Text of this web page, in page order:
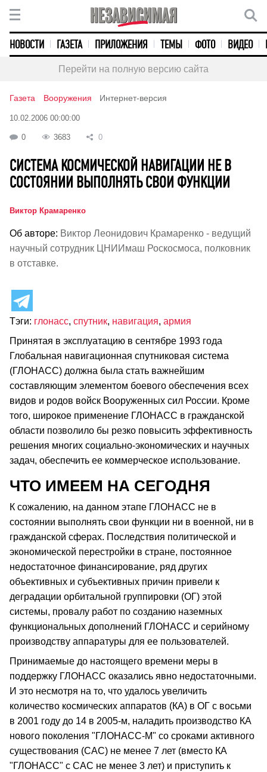
НОВОСТИ ГАЗЕТА ПРИЛОЖЕНИЯ ТЕМЫ ФОТО ВИДЕО
Перейти на полную версию сайта
Газета Вооружения Интернет-версия
10.02.2006 00:00:00
0 3683 0
СИСТЕМА КОСМИЧЕСКОЙ НАВИГАЦИИ НЕ В
СОСТОЯНИИ ВЫПОЛНЯТЬ СВОИ ФУНКЦИИ
Виктор Крамаренко
Об авторе: Виктор Леонидович Крамаренко - ведущий
научный сотрудник ЦНИИмаш Роскосмоса, полковник
в отставке.
Тэги: глонасс, спутник, навигация, армия
Принятая в эксплуатацию в сентябре 1993 года
Глобальная навигационная спутниковая система
(ГЛОНАСС) должна была стать важнейшим
составляющим элементом боевого обеспечения всех
видов и родов войск Вооруженных сил России. Кроме
того, широкое применение ГЛОНАСС в гражданской
области позволило бы резко повысить эффективность
решения многих социально-экономических и научных
задач, обеспечить ее коммерческое использование.
ЧТО ИМЕЕМ НА СЕГОДНЯ
К сожалению, на данном этапе ГЛОНАСС не в
состоянии выполнять свои функции ни в военной, ни в
гражданской сферах. Последствия политической и
экономической перестройки в стране, постоянное
недостаточное финансирование, ряд других
объективных и субъективных причин привели к
деградации орбитальной группировки (ОГ) этой
системы, провалу работ по созданию наземных
функциональных дополнений ГЛОНАСС и серийному
производству аппаратуры для ее пользователей.
Принимаемые до настоящего времени меры в
поддержку ГЛОНАСС оказались явно недостаточными.
И это несмотря на то, что удалось увеличить
количество космических аппаратов (КА) в ОГ с восьми
в 2001 году до 14 в 2005-м, наладить производство КА
нового поколения "ГЛОНАСС-М" со сроками активного
существования (САС) не менее 7 лет (вместо КА
"ГЛОНАСС" с САС не менее 3 лет) и приступить к